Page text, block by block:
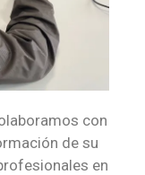
con
de su
en